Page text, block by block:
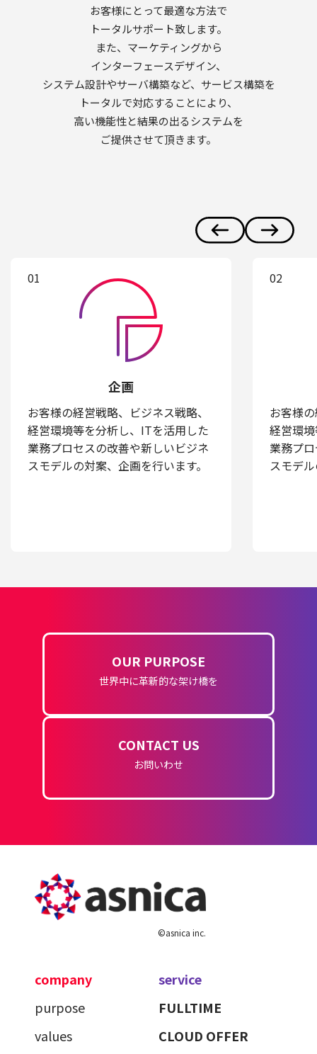
お客様にとって最適な方法で
トータルサポート致します。
また、マーケティングから
インターフェースデザイン、
システム設計やサーバ構築など、サービス構築を
トータルで対応することにより、
高い機能性と結果の出るシステムを
ご提供させて頂きます。
01
企画
お客様の経営戦略、ビジネス戦略、
経営環境等を分析し、ITを活用した
業務プロセスの改善や新しいビジネ
スモデルの対案、企画を行います。
02
お客様
経営環
業務プ
スモデ
OUR PURPOSE
世界中に革新的な架け橋を
CONTACT US
お問いわせ
©asnica inc.
company
purpose
values
service
FULLTIME
CLOUD OFFER